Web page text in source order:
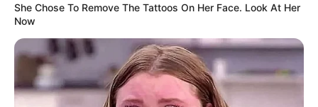
She Chose To Remove The Tattoos On Her Face. Look At Her
Now